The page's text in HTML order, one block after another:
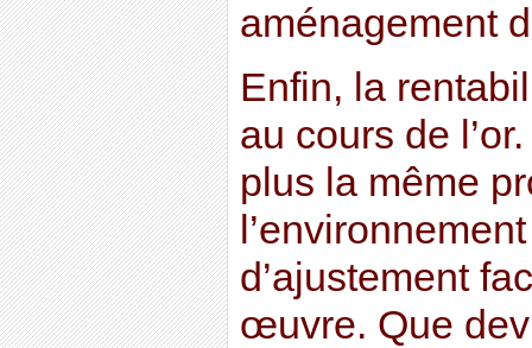
aménagement
Enfin, la
au cours de
plus la même
d’ajustement
œuvre. Que